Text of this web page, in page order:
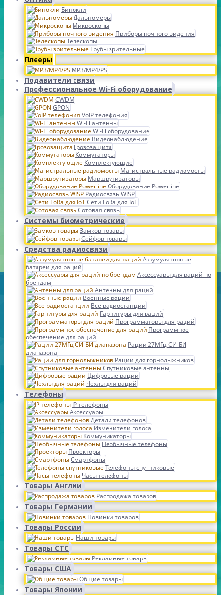
Бинокли
Дальномеры
Микроскопы
Приборы ночного видения
Телескопы
Трубы зрительные
Плееры
MP3/MP4/PS
Подавители связи
Профессиональное Wi-Fi оборудование
CWDM
GPON
VoIP телефония
Wi-Fi антенны
Wi-Fi оборудование
Видеонаблюдение
Грозозащита
Коммутаторы
Комплектующие
Магистральные радиомосты
Маршрутизаторы
Оборудование Powerline
Радиосвязь WISP
Сети LoRa для IoT
Сотовая связь
Системы биометрические
Замков товары
Сейфов товары
Средства радиосвязи
Аккумуляторные
батареи для раций
Аксессуары для раций по
брендам
Антенны для раций
Военные рации
Все радиостанции
Гарнитуры для раций
Программаторы для раций
Программное
обеспечение для раций
Рации 27МГц СИ-БИ
диапазона
Рации для горнолыжников
Спутниковые антенны
Цифровые рации
Чехлы для раций
Телефоны
IP телефоны
Аксессуары
Детали телефонов
Изменители голоса
Коммуникаторы
Необычные телефоны
Проекторы
Смартфоны
Телефоны спутниковые
Часы телефоны
Товары Англии
Распродажа товаров
Товары Германии
Новинки товаров
Товары России
Наши товары
Товары СТС
Рекламные товары
Товары США
Общие товары
Товары Японии